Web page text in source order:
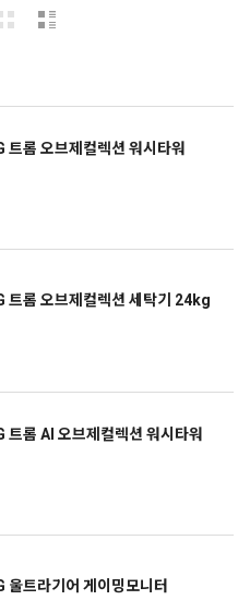
트롬 오브제컬렉션 워시타워
트롬 오브제컬렉션 세탁기 24kg
트롬 AI 오브제컬렉션 워시타워
울트라기어 게이밍모니터